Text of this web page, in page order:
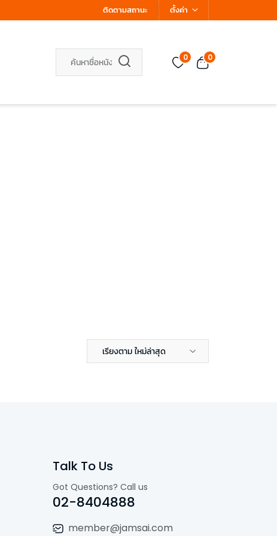
ติดตามสถานะ ตั้งค่า
0 0
เรียงตาม ใหม่ล่าสุด
Talk To Us
Got Questions? Call us
02-8404888
member@jamsai.com